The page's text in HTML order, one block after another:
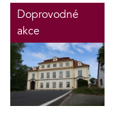
Doprovodné
akce